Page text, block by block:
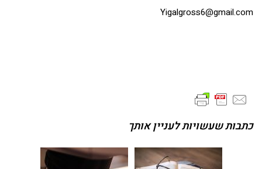
Yigalgross6@gmail.com
כתבות שעשויות לעניין אותך